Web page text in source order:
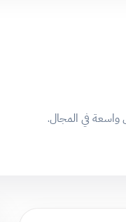
واسعة في المجال.